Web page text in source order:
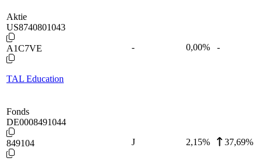
Aktie
US8740801043
A1C7VE
TAL Education
- 0,00% -
Fonds
DE0008491044
849104 J 2,15% 37,69%